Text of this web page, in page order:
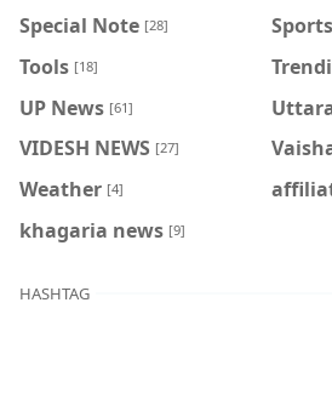
Special Note [28]
Tools [18]
UP News [61]
VIDESH NEWS [27]
Weather [4]
khagaria news [9]
HASHTAG